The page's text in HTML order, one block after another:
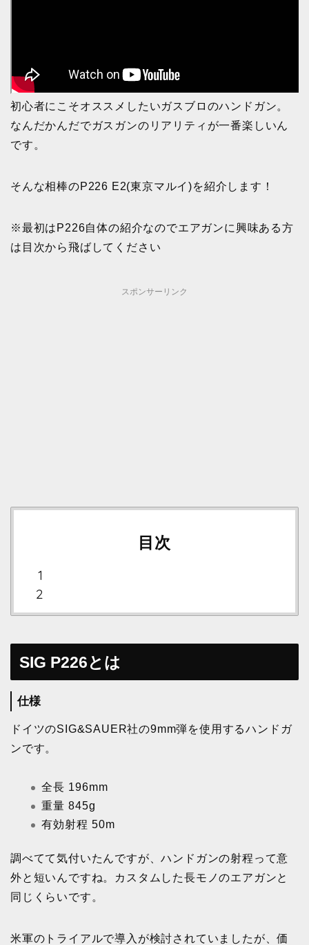
初心者にこそオススメしたいガスブロのハンドガン。
なんだかんだでガスガンのリアリティが一番楽しいん
です。
そんな相棒のP226 E2(東京マルイ)を紹介します！
※最初はP226自体の紹介なのでエアガンに興味ある方
は目次から飛ばしてください
スポンサーリンク
目次
SIG P226とは
仕様
ドイツのSIG&SAUER社の9mm弾を使用するハンドガ
ンです。
全長 196mm
重量 845g
有効射程 50m
調べてて気付いたんですが、ハンドガンの射程って意
外と短いんですね。カスタムした長モノのエアガンと
同じくらいです。
米軍のトライアルで導入が検討されていましたが、価